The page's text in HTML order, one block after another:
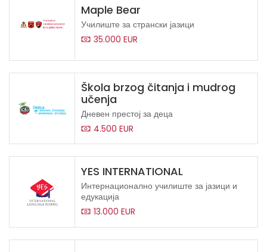
Maple Bear
Училиште за странски јазици
35.000 EUR
Škola brzog čitanja i mudrog
učenja
Дневен престој за деца
4.500 EUR
YES INTERNATIONAL
Интернационално училиште за јазици и
едукација
13.000 EUR